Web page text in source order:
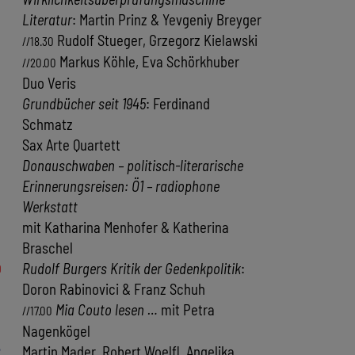
Literatur: Martin Prinz & Yevgeniy Breyger
//18.30 Rudolf Stueger, Grzegorz Kielawski
//20.00 Markus Köhle, Eva Schörkhuber
Duo Veris
Grundbücher seit 1945: Ferdinand
Schmatz
Sax Arte Quartett
Donauschwaben – politisch-literarische
Erinnerungsreisen: Ö1 – radiophone
Werkstatt
mit Katharina Menhofer & Katherina
Braschel
Rudolf Burgers Kritik der Gedenkpolitik:
Doron Rabinovici & Franz Schuh
//17.00 Mia Couto lesen … mit Petra
Nagenkögel
Martin Mader, Robert Woelfl, Angelika